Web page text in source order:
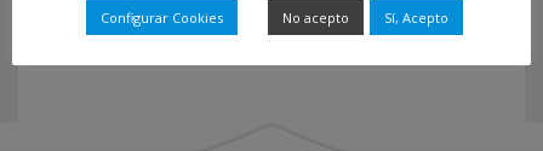
Configurar Cookies No acepto Sí, Acepto